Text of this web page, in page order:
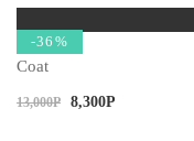
-36%
Coat
13,000Р 8,300Р